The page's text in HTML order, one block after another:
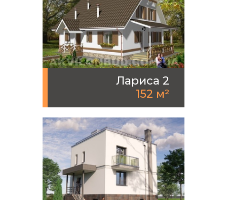
Лариса 2
152 м²